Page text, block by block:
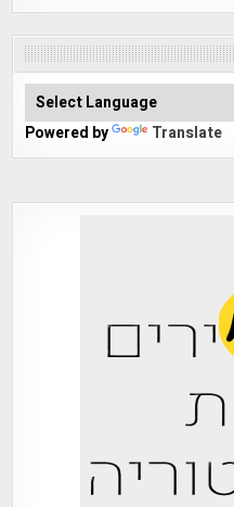
Powered by Translate